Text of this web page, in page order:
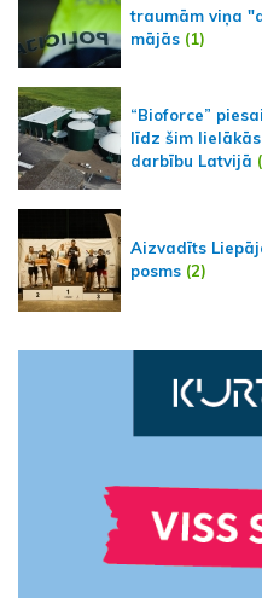
traumām viņa
mājās (1)
“Bioforce”
līdz šim
darbību Latvijā
Aizvadīts
posms (2)